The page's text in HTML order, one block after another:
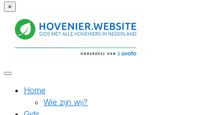
×
Home
Wie zijn wij?